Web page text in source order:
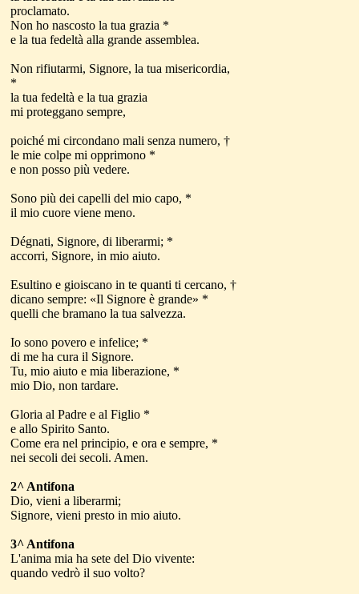
proclamato.
Non ho nascosto la tua grazia *
e la tua fedeltà alla grande assemblea.
Non rifiutarmi, Signore, la tua misericordia,
*
la tua fedeltà e la tua grazia
mi proteggano sempre,
poiché mi circondano mali senza numero, †
le mie colpe mi opprimono *
e non posso più vedere.
Sono più dei capelli del mio capo, *
il mio cuore viene meno.
Dégnati, Signore, di liberarmi; *
accorri, Signore, in mio aiuto.
Esultino e gioiscano in te quanti ti cercano, †
dicano sempre: «Il Signore è grande» *
quelli che bramano la tua salvezza.
Io sono povero e infelice; *
di me ha cura il Signore.
Tu, mio aiuto e mia liberazione, *
mio Dio, non tardare.
Gloria al Padre e al Figlio *
e allo Spirito Santo.
Come era nel principio, e ora e sempre, *
nei secoli dei secoli. Amen.
2^ Antifona
Dio, vieni a liberarmi;
Signore, vieni presto in mio aiuto.
3^ Antifona
L'anima mia ha sete del Dio vivente:
quando vedrò il suo volto?